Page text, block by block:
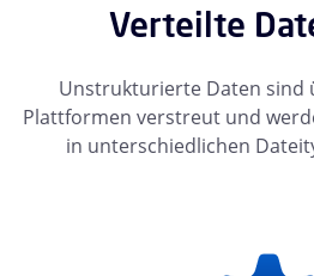
Verteilte
Unstrukturierte Daten sind
Plattformen verstreut und
in unterschiedlichen